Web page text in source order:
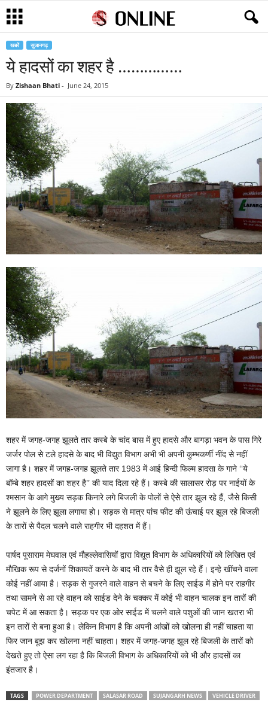
खबरें सुजानगढ़
ये हादसों का शहर है ……………
By Zishaan Bhati - June 24, 2015
शहर में जगह-जगह झूलते तार कस्बे के चांद बास में हुए हादसे और बागड़ा भवन के पास गिरे
जर्जर पोल से टले हादसे के बाद भी विद्युत विभाग अभी भी अपनी कुम्भकर्णी नींद से नहीं
जागा है। शहर में जगह-जगह झूलते तार 1983 में आई हिन्दी फिल्म हादसा के गाने ‘‘ये
बॉम्बे शहर हादसों का शहर है’’ की याद दिला रहे हैं। कस्बे की सालासर रोड़ पर नाईयों के
श्मसान के आगे मुख्य सड़क किनारे लगे बिजली के पोलों से ऐसे तार झूल रहे हैं, जैसे किसी
ने झूलने के लिए झूला लगाया हो। सड़क से मात्र पांच फीट की ऊंचाई पर झूल रहे बिजली
के तारों से पैदल चलने वाले राहगीर भी दहशत में हैं।
पार्षद पूसाराम मेघवाल एवं मौहल्लेवासियों द्वारा विद्यूत विभाग के अधिकारियों को लिखित एवं
मौखिक रूप से दर्जनों शिकायतें करने के बाद भी तार वैसे ही झूल रहे हैं। इन्हे खींचने वाला
कोई नहीं आया है। सड़क से गुजरने वाले वाहन से बचने के लिए साईड में होने पर राहगीर
तथा सामने से आ रहे वाहन को साईड देने के चक्कर में कोई भी वाहन चालक इन तारों की
चपेट में आ सकता है। सड़क पर एक ओर साईड में चलने वाले पशुओं की जान खतरा भी
इन तारों से बना हुआ है। लेकिन विभाग है कि अपनी आंखों को खोलना ही नहीं चाहता या
फिर जान बूझ कर खोलना नहीं चाहता। शहर में जगह-जगह झूल रहे बिजली के तारों को
देखते हुए तो ऐसा लग रहा है कि बिजली विभाग के अधिकारियों को भी और हादसों का
इंतजार है।
TAGS POWER DEPARTMENT SALASAR ROAD SUJANGARH NEWS VEHICLE DRIVER